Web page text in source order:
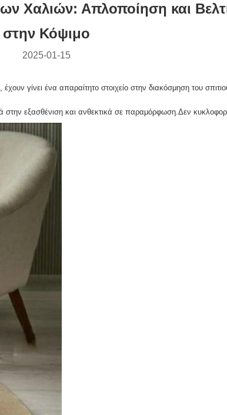
Χαλιών: Απλοποίηση και
στην Κόψιμο
2025-01-15
γίνει ένα απαραίτητο στοιχείο στην διακόσμηση του
στην εξασθένιση και ανθεκτικά σε παραμόρφωση.Δεν